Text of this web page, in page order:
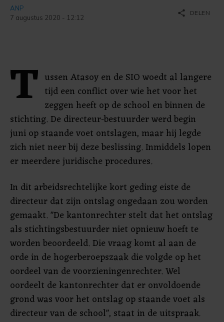
ANP
7 augustus 2020 - 12:12
share DELEN
T ussen Atasoy en de SIO woedt al langere
tijd een conflict over wie het voor het
zeggen heeft op de school en binnen de
stichting. De directeur-bestuurder werd begin
juni op staande voet ontslagen, maar hij legde
zich niet neer bij deze beslissing. Inmiddels lopen
er meerdere juridische procedures.
In dit arbeidsrechtelijke kort geding eiste de
directeur dat zijn ontslag ongedaan zou worden
gemaakt. "De kantonrechter stelt dat het ontslag
als stichtingsbestuurder niet opnieuw hoeft te
worden beoordeeld. Die vraag komt al aan de
orde in de hogerberoepszaak die volgde op het
oordeel van de voorzieningenrechter. Wel
oordeelt de kantonrechter dat er onvoldoende
grond was voor het ontslag op staande voet als
directeur van de school", staat in de uitspraak.